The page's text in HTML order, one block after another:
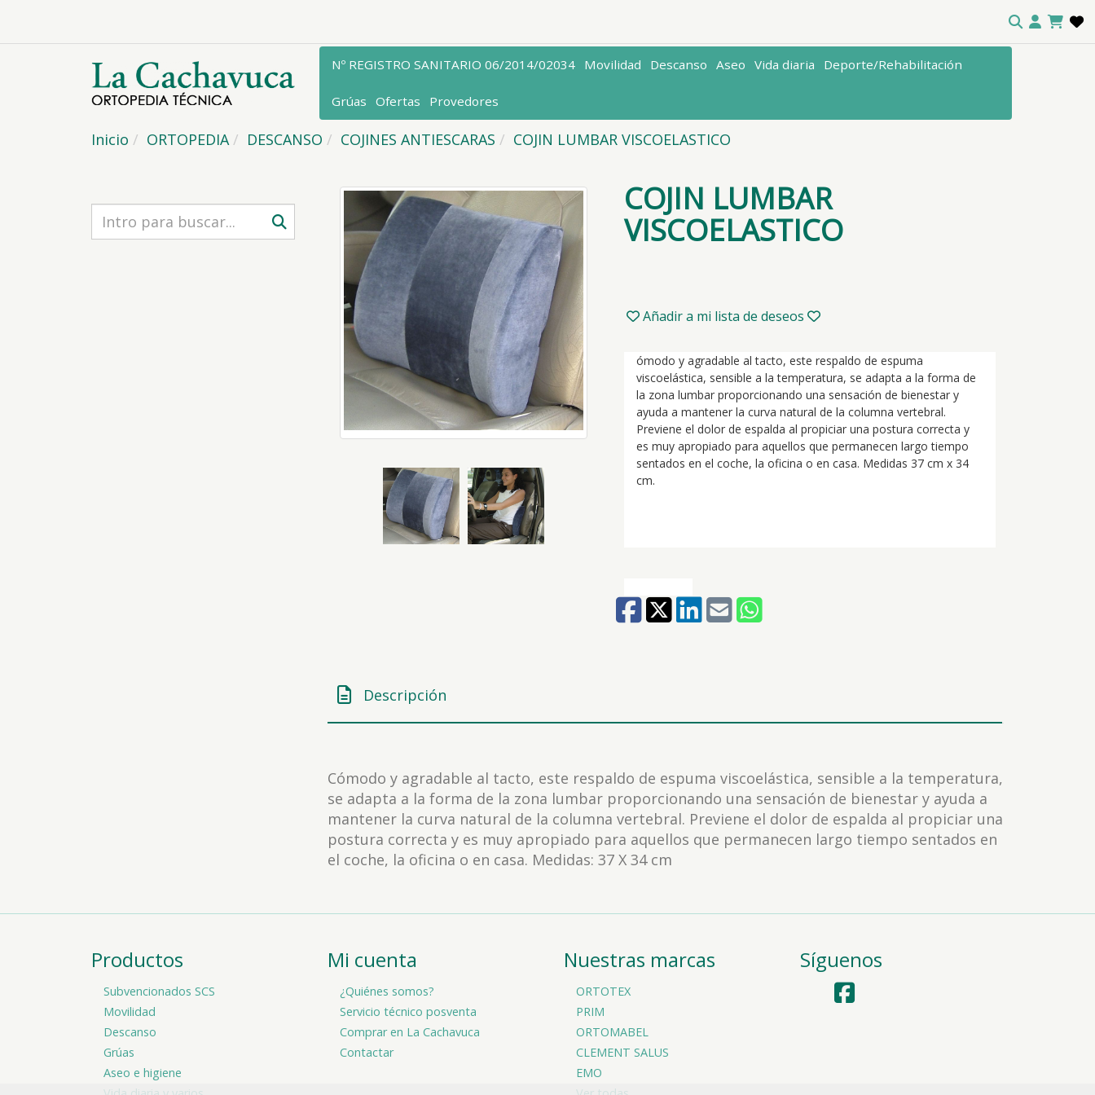
Nº REGISTRO SANITARIO 06/2014/02034 Movilidad Descanso Aseo Vida diaria Deporte/Rehabilitación
Grúas Ofertas Provedores
Inicio ORTOPEDIA DESCANSO COJINES ANTIESCARAS COJIN LUMBAR VISCOELASTICO
COJIN LUMBAR
VISCOELASTICO
Añadir a mi lista de deseos
ómodo y agradable al tacto, este respaldo de espuma
viscoelástica, sensible a la temperatura, se adapta a la forma de
la zona lumbar proporcionando una sensación de bienestar y
ayuda a mantener la curva natural de la columna vertebral.
Previene el dolor de espalda al propiciar una postura correcta y
es muy apropiado para aquellos que permanecen largo tiempo
sentados en el coche, la oficina o en casa. Medidas 37 cm x 34
cm.
Descripción
Cómodo y agradable al tacto, este respaldo de espuma viscoelástica, sensible a la temperatura,
se adapta a la forma de la zona lumbar proporcionando una sensación de bienestar y ayuda a
mantener la curva natural de la columna vertebral. Previene el dolor de espalda al propiciar una
postura correcta y es muy apropiado para aquellos que permanecen largo tiempo sentados en
el coche, la oficina o en casa. Medidas: 37 X 34 cm
Productos
Subvencionados SCS
Movilidad
Descanso
Grúas
Aseo e higiene
Mi cuenta
¿Quiénes somos?
Servicio técnico posventa
Comprar en La Cachavuca
Contactar
Nuestras marcas
ORTOTEX
PRIM
ORTOMABEL
CLEMENT SALUS
EMO
Síguenos